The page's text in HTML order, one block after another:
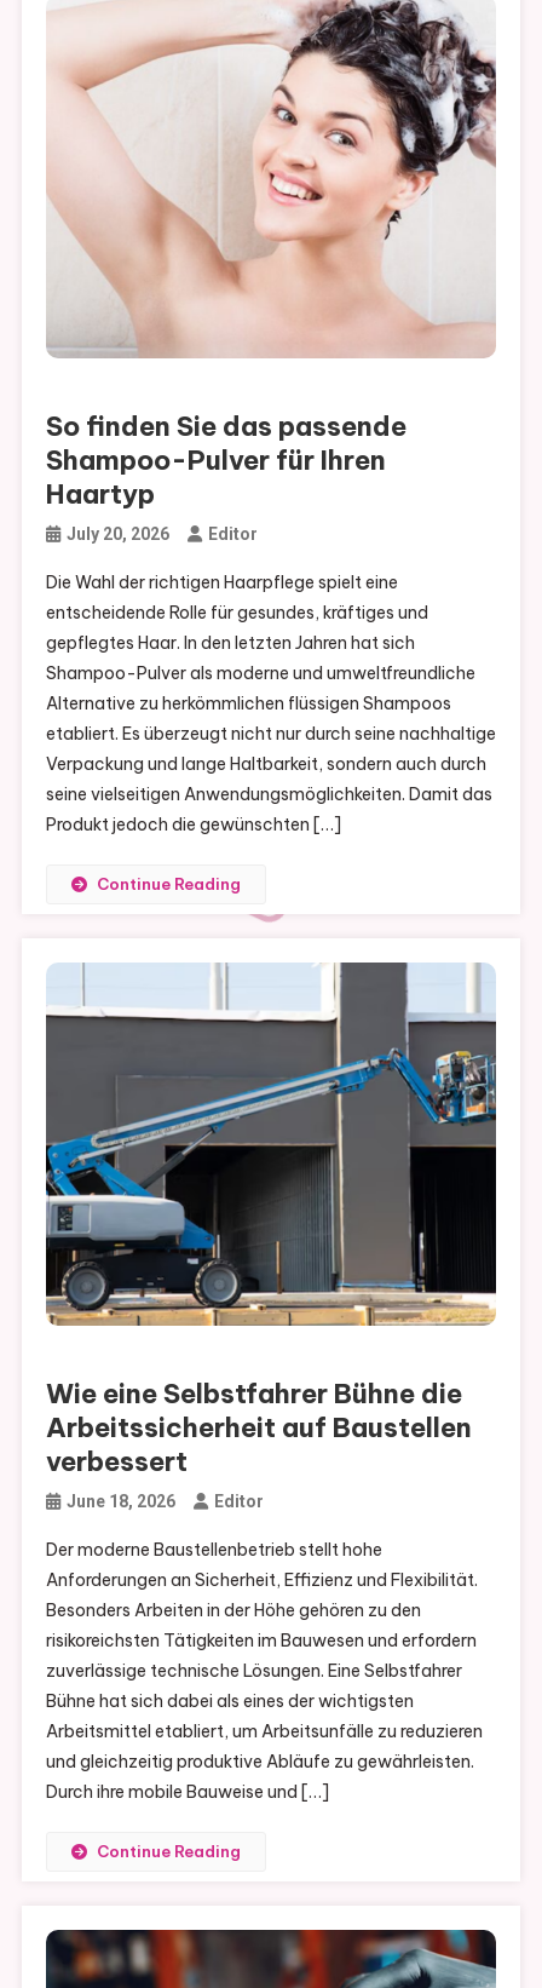
Wie Friseure Ihre Frisur auffrischen und Ihren Look
modernisieren
Der unverzichtbare Leitfaden zu verschiedenen
Rechtsdienstleistungen für alltägliche Rechtsfragen
Wie Senioren Tagespflege die Lebensqualität älterer
Menschen verbessern kann
So finden Sie das passende Shampoo-Pulver für Ihren
Haartyp
So finden Sie das passende
Shampoo-Pulver für Ihren
Haartyp
July 20, 2026 Editor
Die Wahl der richtigen Haarpflege spielt eine
entscheidende Rolle für gesundes, kräftiges und
gepflegtes Haar. In den letzten Jahren hat sich
Shampoo-Pulver als moderne und umweltfreundliche
Alternative zu herkömmlichen flüssigen Shampoos
etabliert. Es überzeugt nicht nur durch seine nachhaltige
Verpackung und lange Haltbarkeit, sondern auch durch
seine vielseitigen Anwendungsmöglichkeiten. Damit das
Produkt jedoch die gewünschten […]
Continue Reading
Wie eine Selbstfahrer Bühne die
Arbeitssicherheit auf Baustellen
verbessert
June 18, 2026 Editor
Der moderne Baustellenbetrieb stellt hohe
Anforderungen an Sicherheit, Effizienz und Flexibilität.
Besonders Arbeiten in der Höhe gehören zu den
risikoreichsten Tätigkeiten im Bauwesen und erfordern
zuverlässige technische Lösungen. Eine Selbstfahrer
Bühne hat sich dabei als eines der wichtigsten
Arbeitsmittel etabliert, um Arbeitsunfälle zu reduzieren
und gleichzeitig produktive Abläufe zu gewährleisten.
Durch ihre mobile Bauweise und […]
Continue Reading